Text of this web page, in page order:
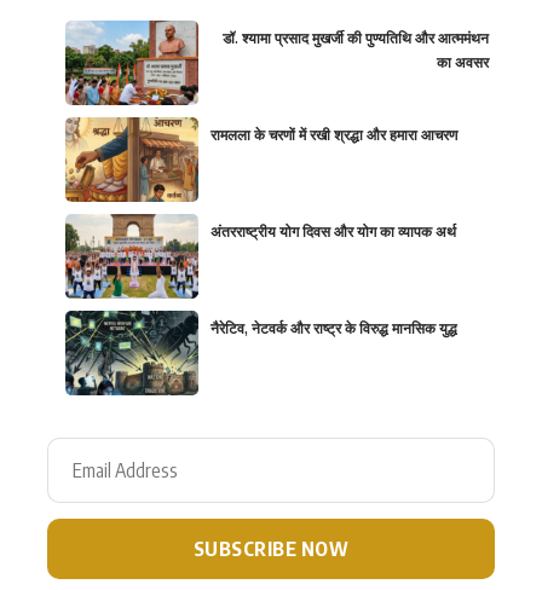
डॉ. श्यामा प्रसाद मुखर्जी की पुण्यतिथि और आत्ममंथन
का अवसर
रामलला के चरणों में रखी श्रद्धा और हमारा आचरण
अंतरराष्ट्रीय योग दिवस और योग का व्यापक अर्थ
नैरेटिव, नेटवर्क और राष्ट्र के विरुद्ध मानसिक युद्ध